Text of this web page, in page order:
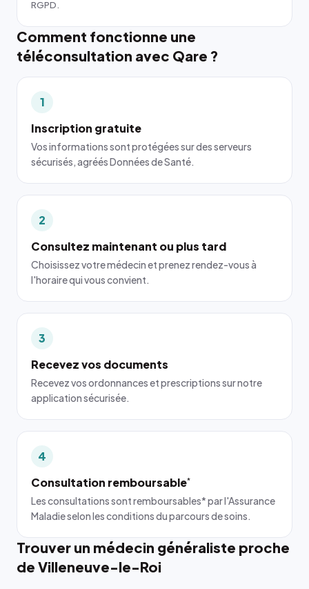
RGPD.
Comment fonctionne une
téléconsultation avec Qare ?
1
Inscription gratuite
Vos informations sont protégées sur des serveurs
sécurisés, agréés Données de Santé.
2
Consultez maintenant ou plus tard
Choisissez votre médecin et prenez rendez-vous à
l'horaire qui vous convient.
3
Recevez vos documents
Recevez vos ordonnances et prescriptions sur notre
application sécurisée.
4
Consultation remboursable*
Les consultations sont remboursables* par l'Assurance
Maladie selon les conditions du parcours de soins.
Trouver un médecin généraliste proche
de Villeneuve-le-Roi